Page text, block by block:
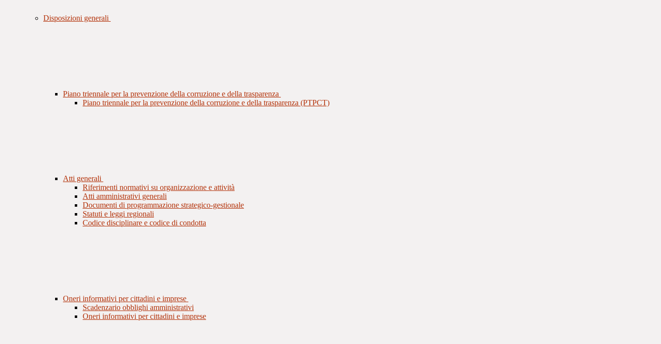
Disposizioni generali
Piano triennale per la prevenzione della corruzione e della trasparenza
Piano triennale per la prevenzione della corruzione e della trasparenza (PTPCT)
Atti generali
Riferimenti normativi su organizzazione e attività
Atti amministrativi generali
Documenti di programmazione strategico-gestionale
Statuti e leggi regionali
Codice disciplinare e codice di condotta
Oneri informativi per cittadini e imprese
Scadenzario obblighi amministrativi
Oneri informativi per cittadini e imprese